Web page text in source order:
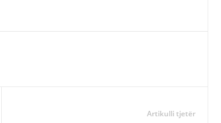
Artikulli tjetër